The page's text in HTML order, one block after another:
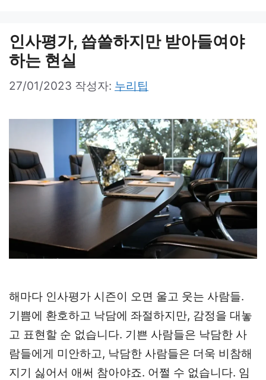
인사평가, 씁쓸하지만 받아들여야
하는 현실
27/01/2023 작성자: 누리팁
해마다 인사평가 시즌이 오면 울고 웃는 사람들.
기쁨에 환호하고 낙담에 좌절하지만, 감정을 대놓
고 표현할 순 없습니다. 기쁜 사람들은 낙담한 사
람들에게 미안하고, 낙담한 사람들은 더욱 비참해
지기 싫어서 애써 참아야죠. 어쩔 수 없습니다. 임